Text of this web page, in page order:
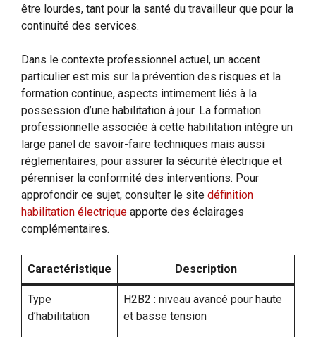
être lourdes, tant pour la santé du travailleur que pour la
continuité des services.
Dans le contexte professionnel actuel, un accent
particulier est mis sur la prévention des risques et la
formation continue, aspects intimement liés à la
possession d’une habilitation à jour. La formation
professionnelle associée à cette habilitation intègre un
large panel de savoir-faire techniques mais aussi
réglementaires, pour assurer la sécurité électrique et
pérenniser la conformité des interventions. Pour
approfondir ce sujet, consulter le site définition
habilitation électrique apporte des éclairages
complémentaires.
Caractéristique Description
Type
d’habilitation
H2B2 : niveau avancé pour haute
et basse tension